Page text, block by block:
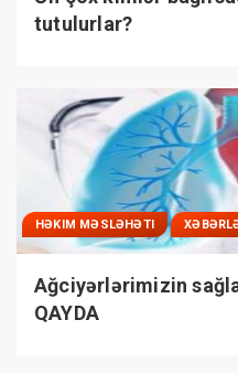
tutulurlar?
HƏKIM MƏSLƏHƏTI
Ağciyərlərimizin
QAYDA